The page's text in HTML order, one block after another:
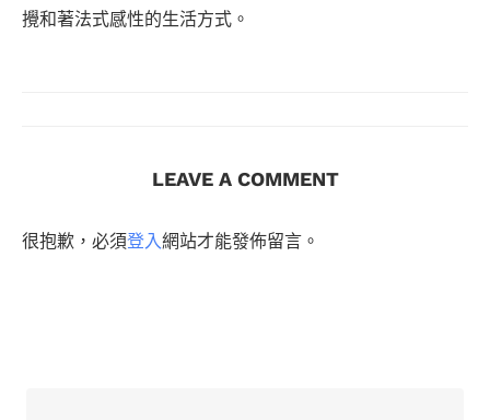
攪和著法式感性的生活方式。
LEAVE A COMMENT
很抱歉，必須登入網站才能發佈留言。